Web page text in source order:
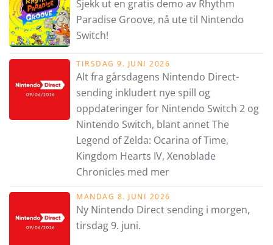
Sjekk ut en gratis demo av Rhythm
Paradise Groove, nå ute til Nintendo
Switch!
TIRSDAG 9. JUNI 2026
Alt fra gårsdagens Nintendo Direct-
sending inkludert nye spill og
oppdateringer for Nintendo Switch 2 og
Nintendo Switch, blant annet The
Legend of Zelda: Ocarina of Time,
Kingdom Hearts IV, Xenoblade
Chronicles med mer
MANDAG 8. JUNI 2026
Ny Nintendo Direct sending i morgen,
tirsdag 9. juni.